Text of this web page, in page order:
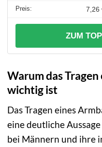
7,26
ZUM
Warum das
wichtig ist
Das Tragen eines
eine deutliche
bei Männern und ihre